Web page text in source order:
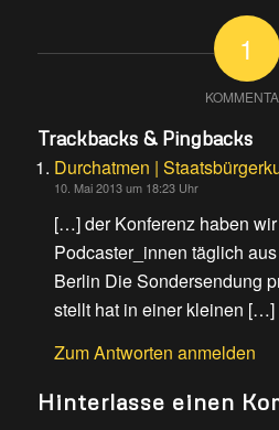
1
Trackbacks & Pingbacks
Durchatmen |
10. Mai 2013 um 18:23 Uhr
[…] der Konferenz haben wir
Podcaster_innen täglich
Berlin Die Sondersendung
stellt hat in einer kleinen […]
Zum Antworten anmelden
Hinterlasse einen